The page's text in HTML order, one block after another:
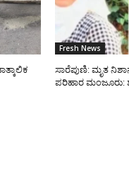
Fresh News
ಸಾರೆಪುಣಿ: ಮೃತ
ಪರಿಹಾರ ಮಂಜೂರು: